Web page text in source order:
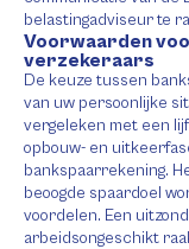
belastingadviseur te
Voorwaarden
verzekeraars
De keuze tussen
van uw persoonlijke
vergeleken met een
opbouw- en
bankspaarrekening.
beoogde spaardoel
voordelen. Een
arbeidsongeschikt